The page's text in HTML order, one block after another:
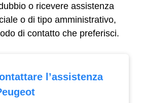
o ricevere assistenza
o di tipo amministrativo,
di contatto che preferisci.
l’assistenza